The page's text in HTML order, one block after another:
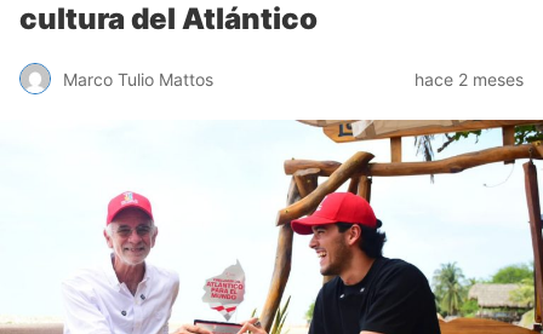
cultura del Atlántico
Marco Tulio Mattos hace 2 meses